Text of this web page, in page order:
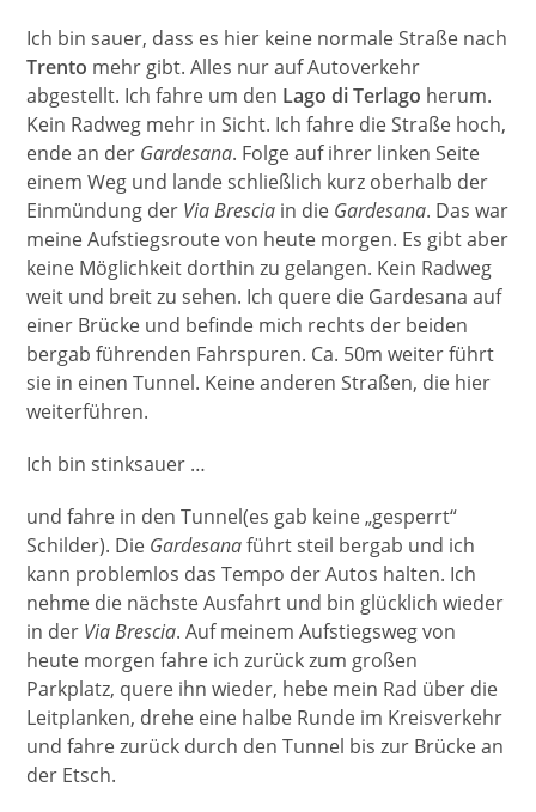
Ich bin sauer, dass es hier keine normale Straße nach
Trento mehr gibt. Alles nur auf Autoverkehr
abgestellt. Ich fahre um den Lago di Terlago herum.
Kein Radweg mehr in Sicht. Ich fahre die Straße hoch,
ende an der Gardesana. Folge auf ihrer linken Seite
einem Weg und lande schließlich kurz oberhalb der
Einmündung der Via Brescia in die Gardesana. Das war
meine Aufstiegsroute von heute morgen. Es gibt aber
keine Möglichkeit dorthin zu gelangen. Kein Radweg
weit und breit zu sehen. Ich quere die Gardesana auf
einer Brücke und befinde mich rechts der beiden
bergab führenden Fahrspuren. Ca. 50m weiter führt
sie in einen Tunnel. Keine anderen Straßen, die hier
weiterführen.
Ich bin stinksauer …
und fahre in den Tunnel(es gab keine „gesperrt“
Schilder). Die Gardesanaführt steil bergab und ich
kann problemlos das Tempo der Autos halten. Ich
nehme die nächste Ausfahrt und bin glücklich wieder
in der Via Brescia. Auf meinem Aufstiegsweg von
heute morgen fahre ich zurück zum großen
Parkplatz, quere ihn wieder, hebe mein Rad über die
Leitplanken, drehe eine halbe Runde im Kreisverkehr
und fahre zurück durch den Tunnel bis zur Brücke an
der Etsch.